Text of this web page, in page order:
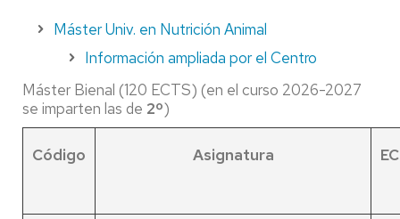
Máster Univ. en Nutrición Animal
Información ampliada por el Centro
Máster Bienal (120 ECTS) (en el curso 2026-2027
se imparten las de 2º)
Código Asignatura